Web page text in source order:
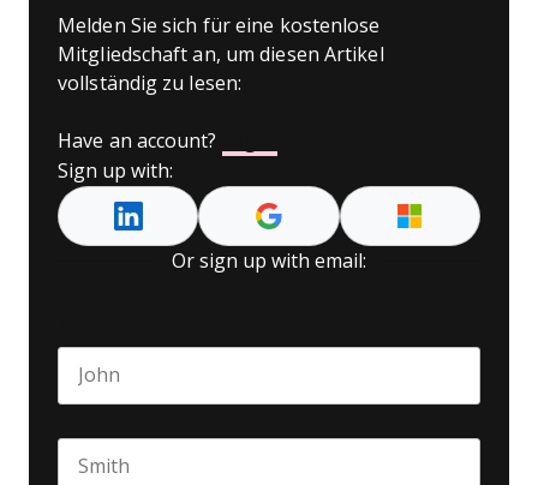
Melden Sie sich für eine kostenlose
Mitgliedschaft an, um diesen Artikel
vollständig zu lesen:
Have an account?
Sign up with:
Or sign up with email: